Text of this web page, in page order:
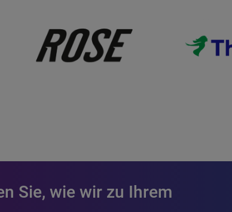
Sie, wie wir zu Ihrem